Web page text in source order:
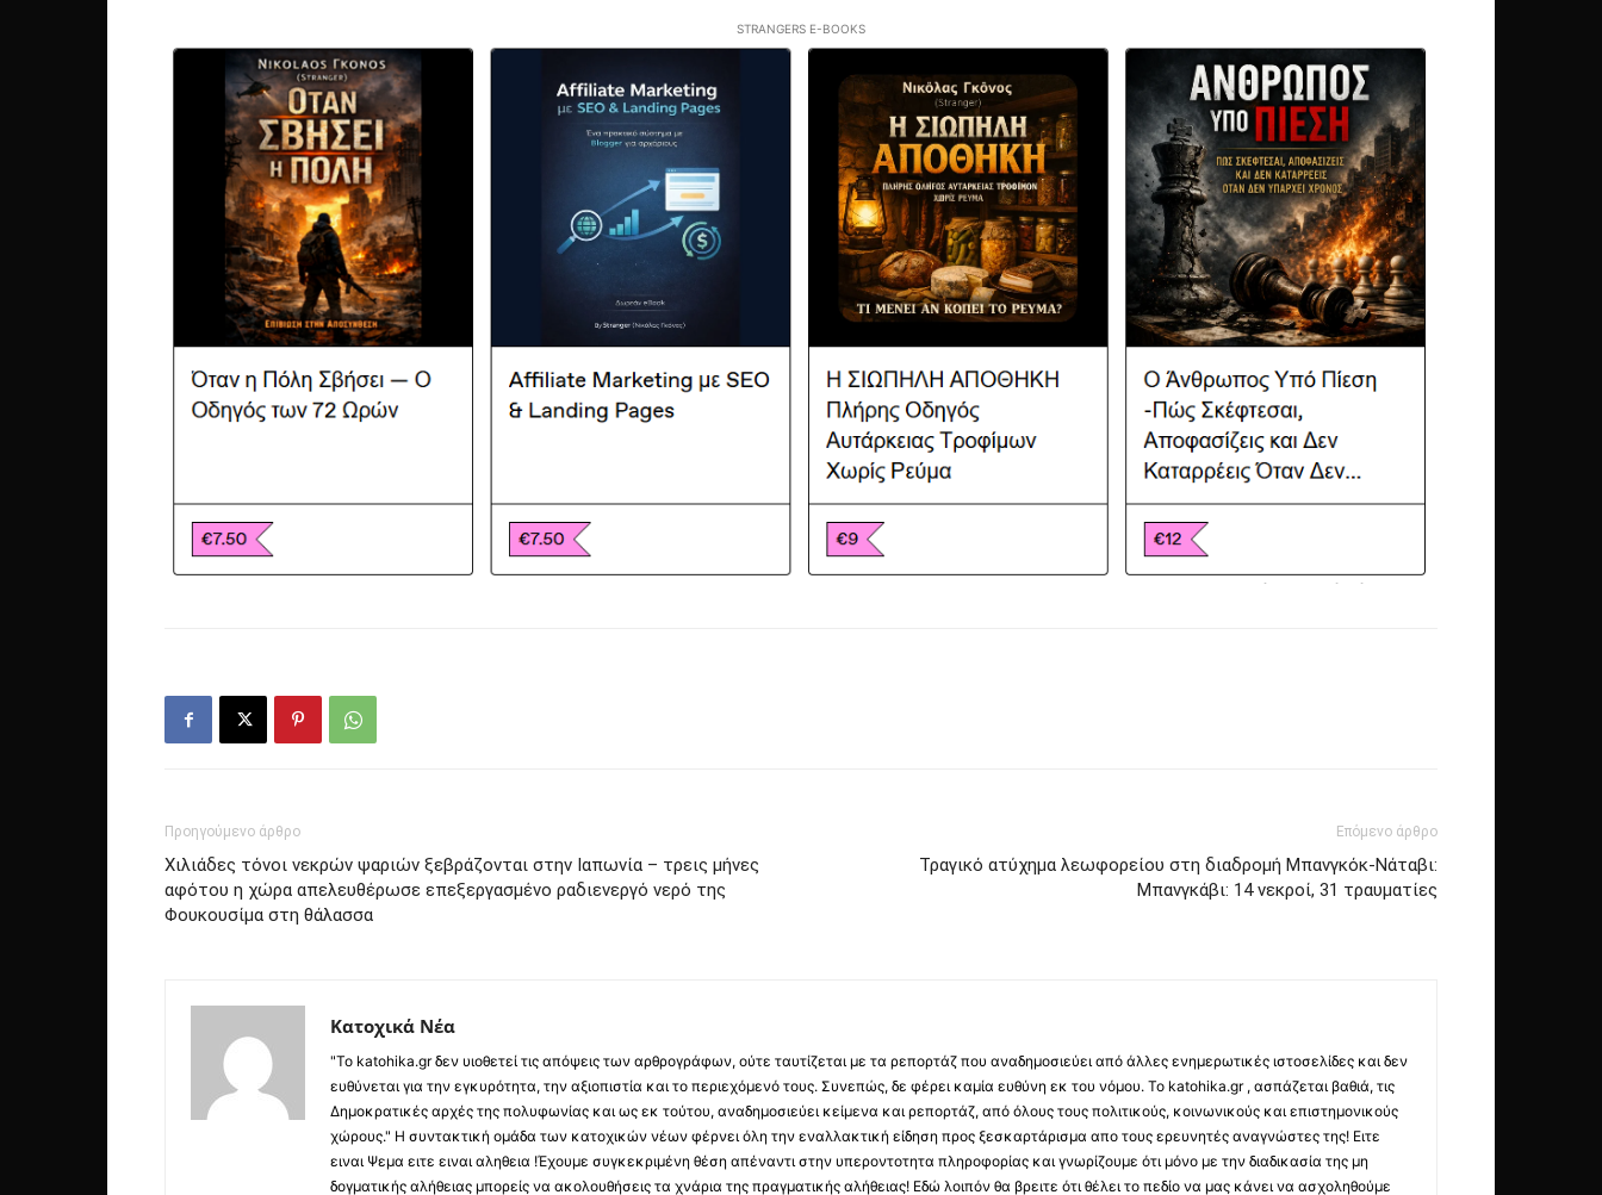
STRANGERS E-BOOKS
Προηγούμενο άρθρο
Χιλιάδες τόνοι νεκρών ψαριών ξεβράζονται στην Ιαπωνία – τρεις μήνες
αφότου η χώρα απελευθέρωσε επεξεργασμένο ραδιενεργό νερό της
Φουκουσίμα στη θάλασσα
Επόμενο άρθρο
Τραγικό ατύχημα λεωφορείου στη διαδρομή Μπανγκόκ-Νάταβι:
Μπανγκάβι: 14 νεκροί, 31 τραυματίες
Κατοχικά Νέα
"Το katohika.gr δεν υιοθετεί τις απόψεις των αρθρογράφων, ούτε ταυτίζεται με τα ρεπορτάζ που αναδημοσιεύει από άλλες ενημερωτικές ιστοσελίδες και δεν
ευθύνεται για την εγκυρότητα, την αξιοπιστία και το περιεχόμενό τους. Συνεπώς, δε φέρει καμία ευθύνη εκ του νόμου. Το katohika.gr , ασπάζεται βαθιά, τις
Δημοκρατικές αρχές της πολυφωνίας και ως εκ τούτου, αναδημοσιεύει κείμενα και ρεπορτάζ, από όλους τους πολιτικούς, κοινωνικούς και επιστημονικούς
χώρους." Η συντακτική ομάδα των κατοχικών νέων φέρνει όλη την εναλλακτική είδηση προς ξεσκαρτάρισμα απο τους ερευνητές αναγνώστες της! Ειτε
ειναι Ψεμα ειτε ειναι αληθεια !Έχουμε συγκεκριμένη θέση απέναντι στην υπεροντοτητα πληροφορίας και γνωρίζουμε ότι μόνο με την διαδικασία της μη
δογματικής αλήθειας μπορείς να ακολουθήσεις τα χνάρια της πραγματικής αλήθειας! Εδώ λοιπόν θα βρειτε ότι θέλει το πεδίο να μας κάνει να ασχοληθούμε